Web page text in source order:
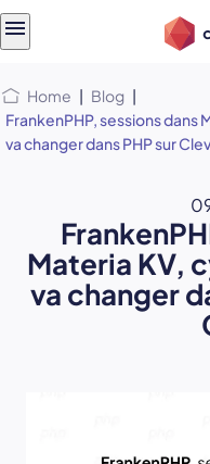
Home | Blog |
FrankenPHP, sessions dans
va changer dans PHP sur
Materia KV,
va changer